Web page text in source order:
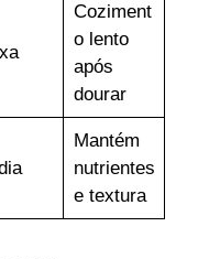
Coziment
o lento
após
dourar
Mantém
nutrientes
e textura